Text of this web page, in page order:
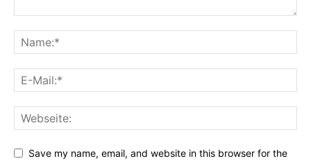
Save my name, email, and website in this browser for the